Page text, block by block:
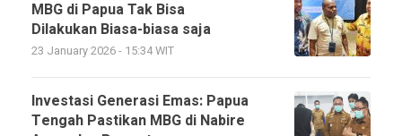
MBG di Papua Tak Bisa
Dilakukan Biasa-biasa saja
23 January 2026 - 15:34 WIT
Investasi Generasi Emas: Papua
Tengah Pastikan MBG di Nabire